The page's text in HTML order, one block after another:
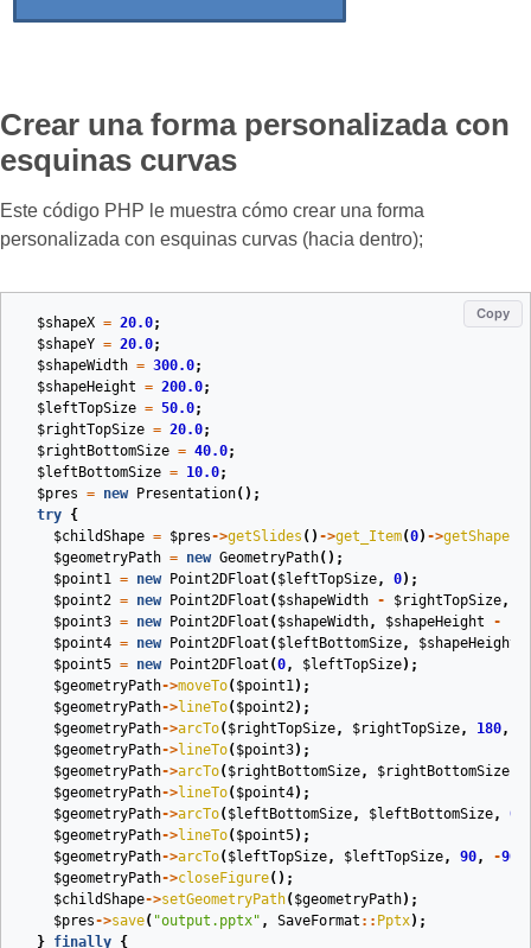
Crear una forma personalizada con
esquinas curvas
Este código PHP le muestra cómo crear una forma
personalizada con esquinas curvas (hacia dentro);
Copy
$shapeX = 20.0;
$shapeY = 20.0;
$shapeWidth = 300.0;
$shapeHeight = 200.0;
$leftTopSize = 50.0;
$rightTopSize = 20.0;
$rightBottomSize = 40.0;
$leftBottomSize = 10.0;
$pres = new Presentation();
try {
$childShape = $pres->getSlides () ->get_Item(0) ->getShapes
$geometryPath = new GeometryPath();
$point1 = new Point2DFloat ( $leftTopSize, 0);
$point2 = new Point2DFloat ( $shapeWidth - $rightTopSize,
$point3 = new Point2DFloat ( $shapeWidth, $shapeHeight -
$point4 = new Point2DFloat ( $leftBottomSize, $shapeHeight
$point5 = new Point2DFloat (0, $leftTopSize);
$geometryPath->moveTo( $point1);
$geometryPath->lineTo( $point2);
$geometryPath->arcTo( $rightTopSize, $rightTopSize, 180,
$geometryPath->lineTo( $point3);
$geometryPath->arcTo( $rightBottomSize, $rightBottomSize
$geometryPath->lineTo( $point4);
$geometryPath->arcTo( $leftBottomSize, $leftBottomSize, 0
$geometryPath->lineTo( $point5);
$geometryPath->arcTo( $leftTopSize, $leftTopSize, 90, -90
$geometryPath->closeFigure();
$childShape->setGeometryPath( $geometryPath);
$pres->save( "output.pptx" , SaveFormat :: Pptx);
} finally {